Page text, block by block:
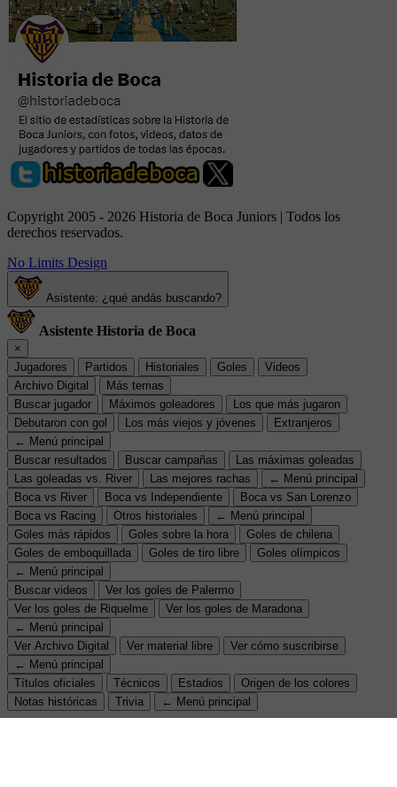
Copyright 2005 - 2026 Historia de Boca Juniors | Todos los
derechos reservados.
No Limits Design
Asistente: ¿qué andás buscando?
Asistente Historia de Boca
×
Jugadores
Partidos Historiales Goles
Videos
Archivo Digital
Más temas
Buscar jugador
Máximos goleadores
Los que más jugaron
Debutaron con gol
Los más viejos y jóvenes
Extranjeros
← Menú principal
Buscar resultados
Buscar campañas
Las máximas goleadas
Las goleadas vs. River
Las mejores rachas
← Menú principal
Boca vs River
Boca vs Independiente
Boca vs San Lorenzo
Boca vs Racing
Otros historiales
← Menú principal
Goles más rápidos
Goles sobre la hora
Goles de chilena
Goles de emboquillada
Goles de tiro libre
Goles olímpicos
← Menú principal
Buscar videos
Ver los goles de Palermo
Ver los goles de Riquelme
Ver los goles de Maradona
← Menú principal
Ver Archivo Digital
Ver material libre
Ver cómo suscribirse
← Menú principal
Títulos oficiales
Técnicos Estadios
Origen de los colores
Notas históricas
Trivia ← Menú principal